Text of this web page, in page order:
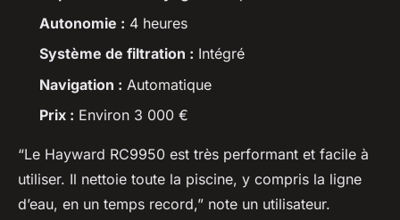
Autonomie : 4 heures
Système de filtration : Intégré
Navigation : Automatique
Prix : Environ 3 000 €
“Le Hayward RC9950 est très performant et facile à
utiliser. Il nettoie toute la piscine, y compris la ligne
d’eau, en un temps record,” note un utilisateur.